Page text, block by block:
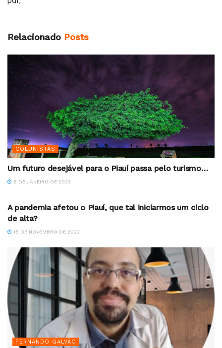
Relacionado Posts
COLUNISTAS
Um futuro desejável para o Piauí passa pelo turismo…
6 DE JANEIRO DE 2023
A pandemia afetou o Piauí, que tal iniciarmos um ciclo
de alta?
18 DE NOVEMBRO DE 2022
FERNANDO GALVÃO